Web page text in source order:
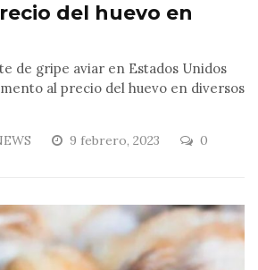
del huevo en
de gripe aviar en Estados Unidos
al precio del huevo en diversos
9 febrero, 2023 0